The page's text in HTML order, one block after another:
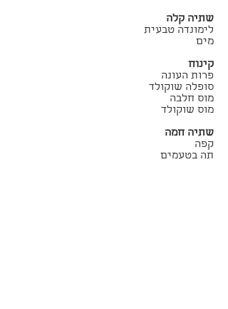
שתיה קלה
לימונדה טבעית
מים
קינוח
פרות העונה
סופלה שוקולד
מוס חלבה
מוס שוקולד
שתיה חמה
קפה
תה בטעמים